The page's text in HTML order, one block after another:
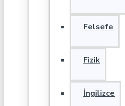
Felsefe
Fizik
İngilizce